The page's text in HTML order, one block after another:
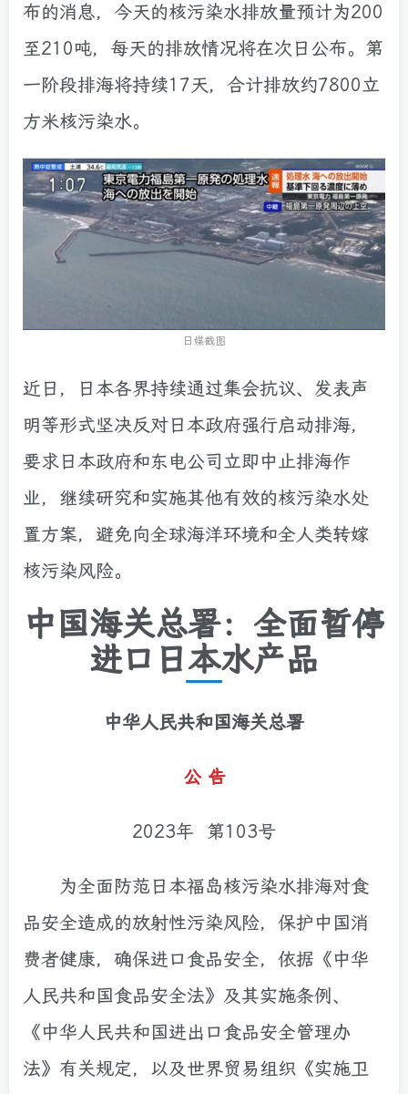
布的消息，今天的核污染水排放量预计为200
至210吨，每天的排放情况将在次日公布。第
一阶段排海将持续17天，合计排放约7800立
方米核污染水。
日媒截图
近日，日本各界持续通过集会抗议、发表声
明等形式坚决反对日本政府强行启动排海，
要求日本政府和东电公司立即中止排海作
业，继续研究和实施其他有效的核污染水处
置方案，避免向全球海洋环境和全人类转嫁
核污染风险。
中国海关总署：全面暂停
进口日本水产品
中华人民共和国海关总署
公 告
2023年 第103号
为全面防范日本福岛核污染水排海对食
品安全造成的放射性污染风险，保护中国消
费者健康，确保进口食品安全，依据《中华
人民共和国食品安全法》及其实施条例、
《中华人民共和国进出口食品安全管理办
法》有关规定，以及世界贸易组织《实施卫